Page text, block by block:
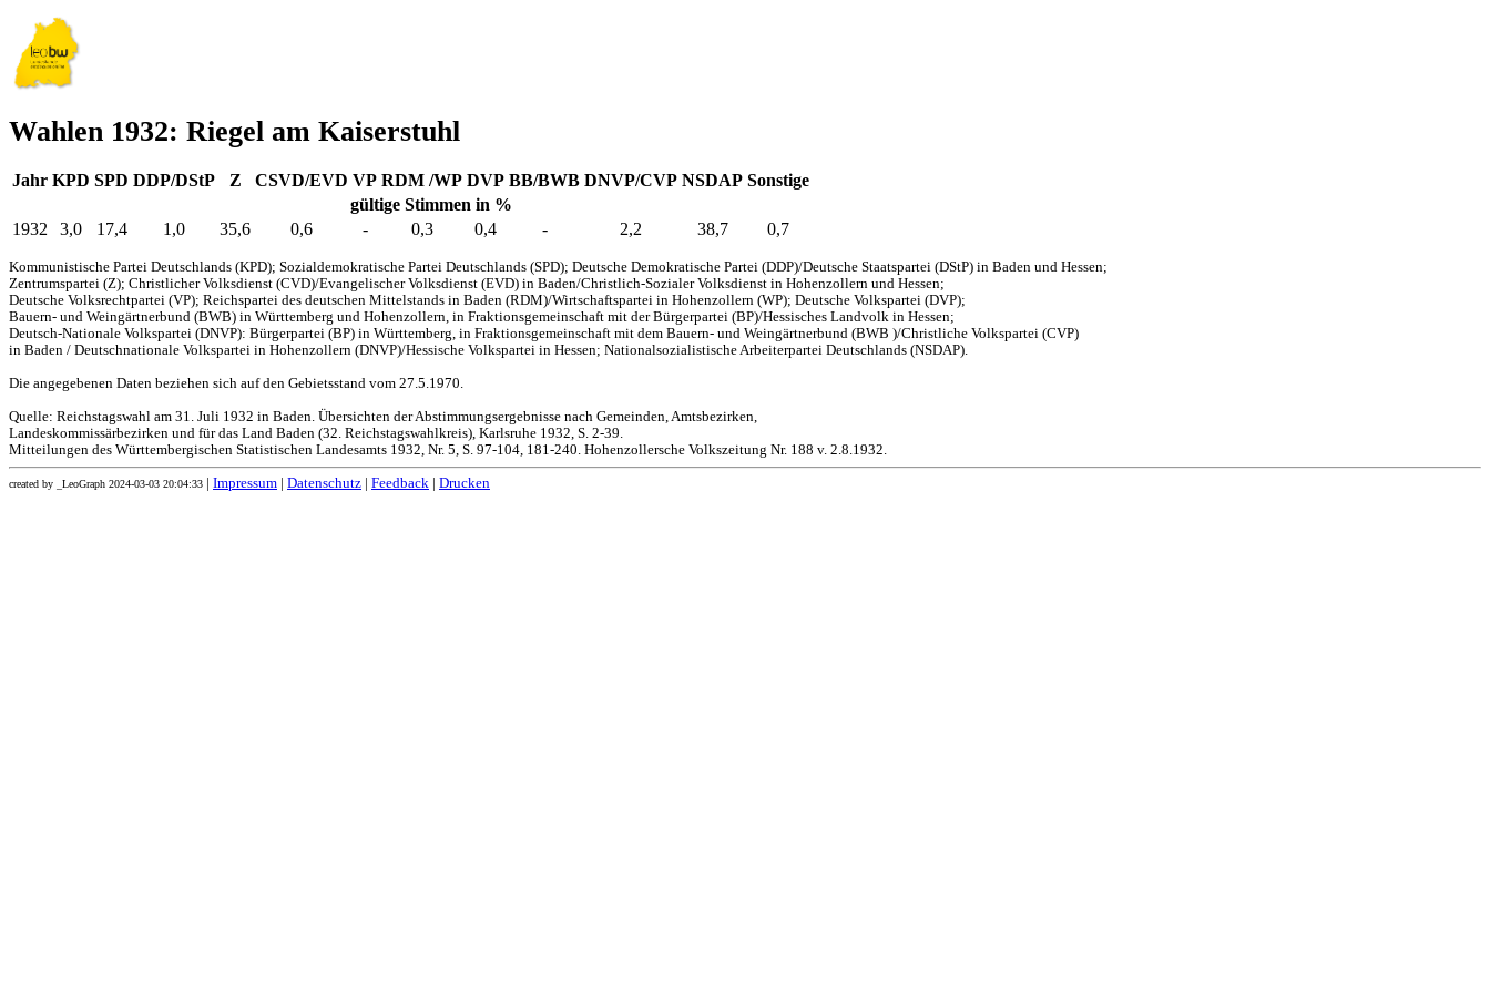
Wahlen 1932: Riegel am Kaiserstuhl
Jahr KPD SPD DDP/DStP Z CSVD/EVD VP RDM /WP DVP BB/BWB DNVP/CVP NSDAP Sonstige
gültige Stimmen in %
1932
3,0 17,4 1,0 35,6 0,6 - 0,3 0,4 - 2,2 38,7 0,7
Kommunistische Partei Deutschlands (KPD); Sozialdemokratische Partei Deutschlands (SPD); Deutsche Demokratische Partei (DDP)/Deutsche Staatspartei (DStP) in Baden und Hessen;
Zentrumspartei (Z); Christlicher Volksdienst (CVD)/Evangelischer Volksdienst (EVD) in Baden/Christlich-Sozialer Volksdienst in Hohenzollern und Hessen;
Deutsche Volksrechtpartei (VP); Reichspartei des deutschen Mittelstands in Baden (RDM)/Wirtschaftspartei in Hohenzollern (WP); Deutsche Volkspartei (DVP);
Bauern- und Weingärtnerbund (BWB) in Württemberg und Hohenzollern, in Fraktionsgemeinschaft mit der Bürgerpartei (BP)/Hessisches Landvolk in Hessen;
Deutsch-Nationale Volkspartei (DNVP): Bürgerpartei (BP) in Württemberg, in Fraktionsgemeinschaft mit dem Bauern- und Weingärtnerbund (BWB )/Christliche Volkspartei (CVP)
in Baden / Deutschnationale Volkspartei in Hohenzollern (DNVP)/Hessische Volkspartei in Hessen; Nationalsozialistische Arbeiterpartei Deutschlands (NSDAP).
Die angegebenen Daten beziehen sich auf den Gebietsstand vom 27.5.1970.
Quelle: Reichstagswahl am 31. Juli 1932 in Baden. Übersichten der Abstimmungsergebnisse nach Gemeinden, Amtsbezirken,
Landeskommissärbezirken und für das Land Baden (32. Reichstagswahlkreis), Karlsruhe 1932, S. 2-39.
Mitteilungen des Württembergischen Statistischen Landesamts 1932, Nr. 5, S. 97-104, 181-240. Hohenzollersche Volkszeitung Nr. 188 v. 2.8.1932.
created by _LeoGraph 2024-03-03 20:04:33 Impressum Datenschutz Feedback Drucken